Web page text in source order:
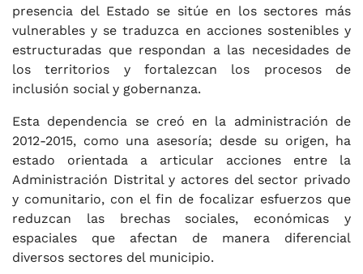
presencia del Estado se sitúe en los sectores más
vulnerables y se traduzca en acciones sostenibles y
estructuradas que respondan a las necesidades de
los territorios y fortalezcan los procesos de
inclusión social y gobernanza.
Esta dependencia se creó en la administración de
2012-2015, como una asesoría; desde su origen, ha
estado orientada a articular acciones entre la
Administración Distrital y actores del sector privado
y comunitario, con el fin de focalizar esfuerzos que
reduzcan las brechas sociales, económicas y
espaciales que afectan de manera diferencial
diversos sectores del municipio.